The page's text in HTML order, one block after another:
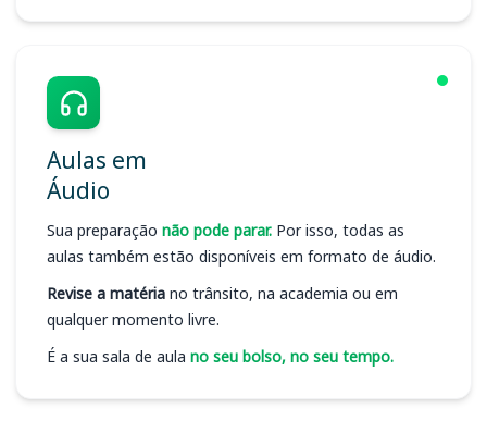
Aulas em
Áudio
Sua preparação não pode parar. Por isso, todas as
aulas também estão disponíveis em formato de áudio.
Revise a matéria no trânsito, na academia ou em
qualquer momento livre.
É a sua sala de aula no seu bolso, no seu tempo.